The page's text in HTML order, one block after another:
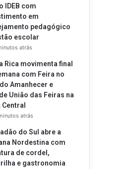
IDEB com
em
pedagógico
escolar
atrás
Rica movimenta final
com Feira no
Amanhecer e
União das Feiras na
Central
atrás
do Sul abre a
Nordestina com
de cordel,
e gastronomia